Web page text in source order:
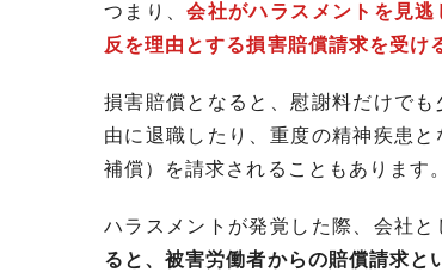
つまり、会社がハラスメントを見
反を理由とする損害賠償請求を受け
損害賠償となると、慰謝料だけで
由に退職したり、重度の精神疾患
補償）を請求されることもあります。
ハラスメントが発覚した際、会社
ると、被害労働者からの賠償請求と